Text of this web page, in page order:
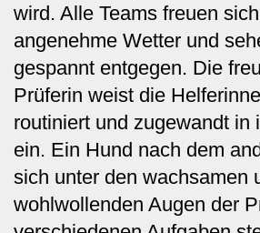
wird. Alle Teams freuen
angenehme Wetter und
gespannt entgegen. Die
Prüferin weist die
routiniert und zugewandt in
ein. Ein Hund nach dem
sich unter den wachsamen
wohlwollenden Augen der